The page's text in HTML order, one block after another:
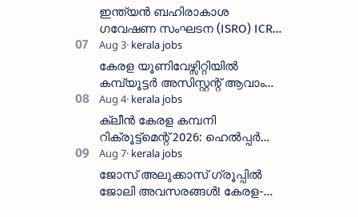
11-ന്
ഇന്ത്യൻ ബഹിരാകാശ
ഗവേഷണ സംഘടന (ISRO) ICRB
യിൽ ജോലി അവസരം :ശമ്പളം
25, 500 രൂപ മുതൽ
കേരള യൂണിവേഴ്സിറ്റിയിൽ
കമ്പ്യൂട്ടർ അസിസ്റ്റന്റ് ആവാം
:അവസാന തീയതി: ഓഗസ്റ്റ് 5 ന്
ക്ലീൻ കേരള കമ്പനി
റിക്രൂട്ട്മെന്റ് 2026: ഹെൽപ്പർ
തസ്തികയിലേക്ക് ഓഗസ്റ്റ് 5-ന്
വാക്ക് ഇൻ ഇന്റർവ്യൂ
ജോസ് അലുക്കാസ് ഗ്രൂപ്പിൽ
ജോലി അവസരങ്ങൾ! കേരള-